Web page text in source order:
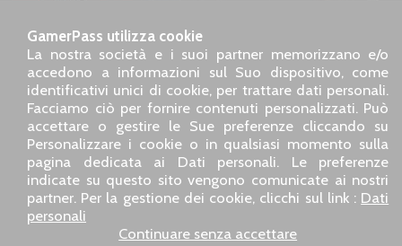
GamerPass utilizza cookie
La nostra società e i suoi partner memorizzano e/o
accedono a informazioni sul Suo dispositivo, come
identificativi unici di cookie, per trattare dati personali.
Facciamo ciò per fornire contenuti personalizzati. Può
accettare o gestire le Sue preferenze cliccando su
Personalizzare i cookie o in qualsiasi momento sulla
pagina dedicata ai Dati personali. Le preferenze
indicate su questo sito vengono comunicate ai nostri
partner. Per la gestione dei cookie, clicchi sul link : Dati
personali
Continuare senza accettare
SARL GDN GamerPass, Servizio clienti telefonico : +33 1 85
09 18 80
Il nostro indirizzo : 5 chemin de Daru 26100 Romans sur
Isère (France)
Il nostro indirizzo e-mail :pro@gamerpass.it
Home -Area Clienti-Contatti -Note legali
Dati personali
- Condizioni generali di vendita